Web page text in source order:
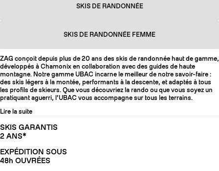
SKIS DE RANDONNÉE
SKIS DE RANDONNÉE FEMME
ZAG conçoit depuis plus de 20 ans des skis de randonnée haut de gamme,
développés à Chamonix en collaboration avec des guides de haute
montagne. Notre gamme UBAC incarne le meilleur de notre savoir-faire :
des skis légers à la montée, performants à la descente, et adaptés à tous
les profils de skieurs. Que vous découvriez la rando ou que vous soyez un
pratiquant aguerri, l’UBAC vous accompagne sur tous les terrains.
Lire la suite
SKIS GARANTIS
2 ANS*
EXPÉDITION SOUS
48h OUVRÉES